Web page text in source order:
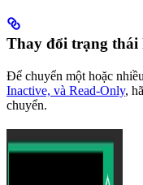
Thay đổi trạng thái
Để chuyển một hoặc
Inactive, và Read-Only,
chuyển.